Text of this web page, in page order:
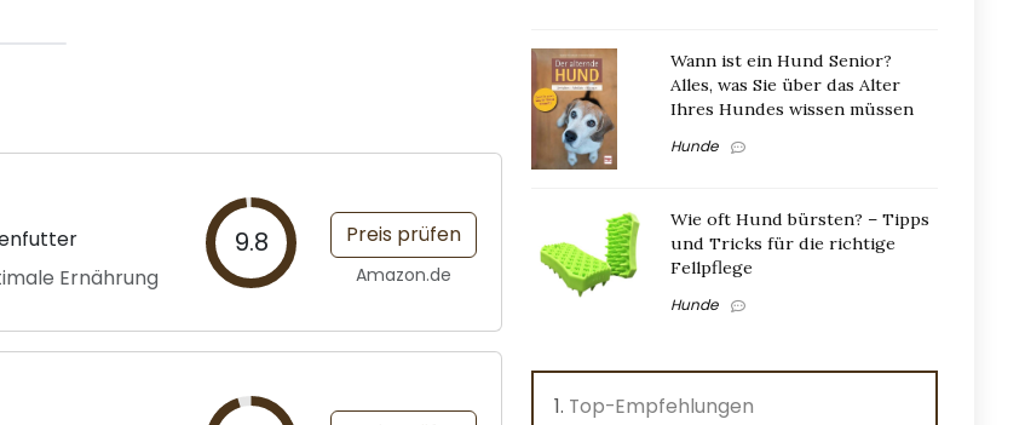
Ernährung
9.8 Preis prüfen
Amazon.de
Wann ist ein Hund Senior?
Alles, was Sie über das Alter
Ihres Hundes wissen müssen
Hunde
Wie oft Hund bürsten? – Tipps
und Tricks für die richtige
Fellpflege
Hunde
Top-Empfehlungen